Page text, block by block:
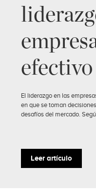
efectivo
El liderazgo en las
en que se toman
desafíos del mercado.
Leer artículo